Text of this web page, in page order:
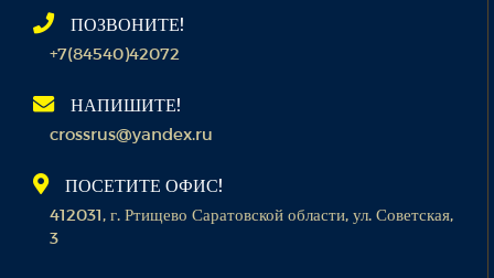
ПОЗВОНИТЕ!
+7(84540)42072
НАПИШИТЕ!
crossrus@yandex.ru
ПОСЕТИТЕ ОФИС!
412031, г. Ртищево Саратовской области, ул. Советская,
3